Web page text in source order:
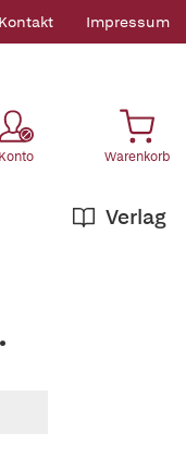
Kontakt Impressum
Konto Warenkorb
Verlag